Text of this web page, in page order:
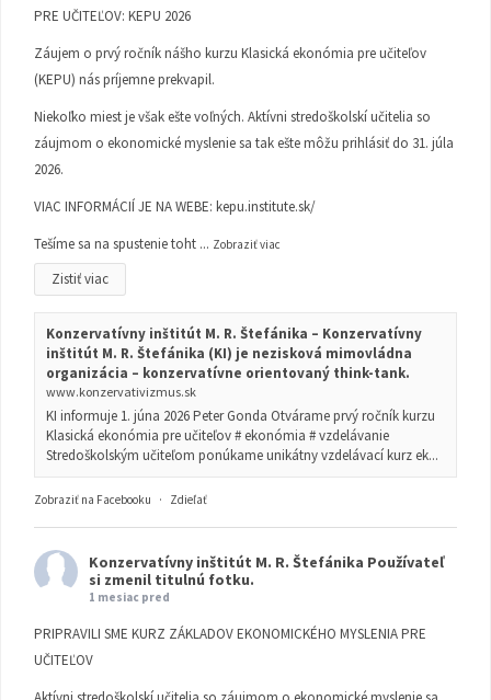
PRE UČITEĽOV: KEPU 2026
Záujem o prvý ročník nášho kurzu Klasická ekonómia pre učiteľov
(KEPU) nás príjemne prekvapil.
Niekoľko miest je však ešte voľných. Aktívni stredoškolskí učitelia so
záujmom o ekonomické myslenie sa tak ešte môžu prihlásiť do 31. júla
2026.
VIAC INFORMÁCIÍ JE NA WEBE: kepu.institute.sk/
Tešíme sa na spustenie toht ... Zobraziť viac
Zistiť viac
Konzervatívny inštitút M. R. Štefánika – Konzervatívny
inštitút M. R. Štefánika (KI) je nezisková mimovládna
organizácia – konzervatívne orientovaný think-tank.
www.konzervativizmus.sk
KI informuje 1. júna 2026 Peter Gonda Otvárame prvý ročník kurzu
Klasická ekonómia pre učiteľov # ekonómia # vzdelávanie
Stredoškolským učiteľom ponúkame unikátny vzdelávací kurz ek...
Zobraziť na Facebooku · Zdieľať
Konzervatívny inštitút M. R. Štefánika Používateľ
si zmenil titulnú fotku.
1 mesiac pred
PRIPRAVILI SME KURZ ZÁKLADOV EKONOMICKÉHO MYSLENIA PRE
UČITEĽOV